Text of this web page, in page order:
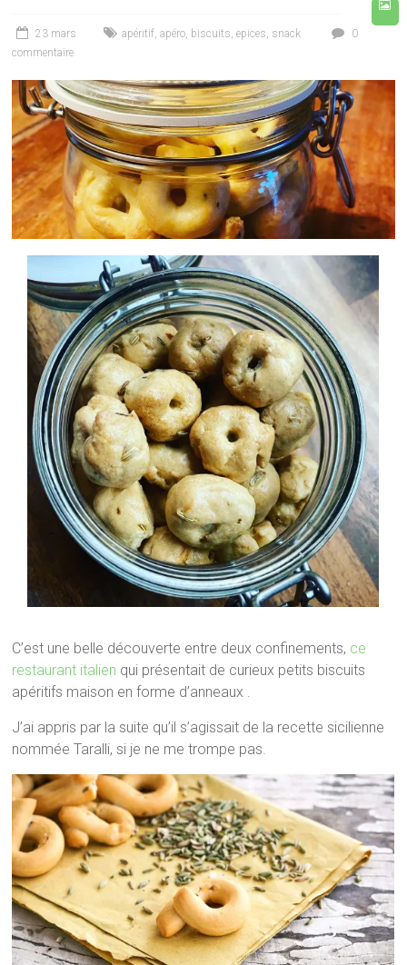
23 mars apéritif,apéro, biscuits,epices, snack
0
commentaire
C’est une belle découverte entre deux confinements, ce
restaurant italien qui présentait de curieux petits biscuits
apéritifs maison en forme d’anneaux .
J’ai appris par la suite qu’il s’agissait de la recette sicilienne
nommée Taralli, si je ne me trompe pas.